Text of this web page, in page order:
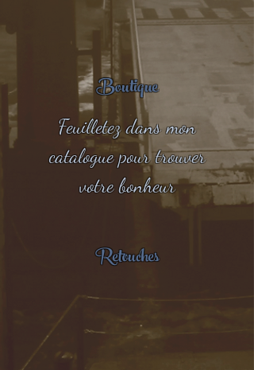
Boutique
Feuilletez dans mon
catalogue pour trouver
votre bonheur
Retouches